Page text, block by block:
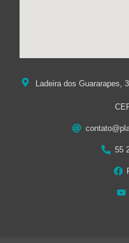
Ladeira dos Guararapes,
55